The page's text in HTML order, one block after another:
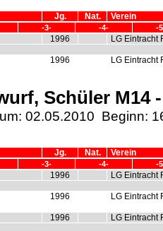
Jg. Nat. Verein
-3- -4- -
1996 LG Eintracht
1996 LG Eintracht
Schüler M14
02.05.2010 Beginn:
Jg. Nat. Verein
-3- -4- -
1996 LG Eintracht
1996 LG Eintracht
1996 LG Eintracht